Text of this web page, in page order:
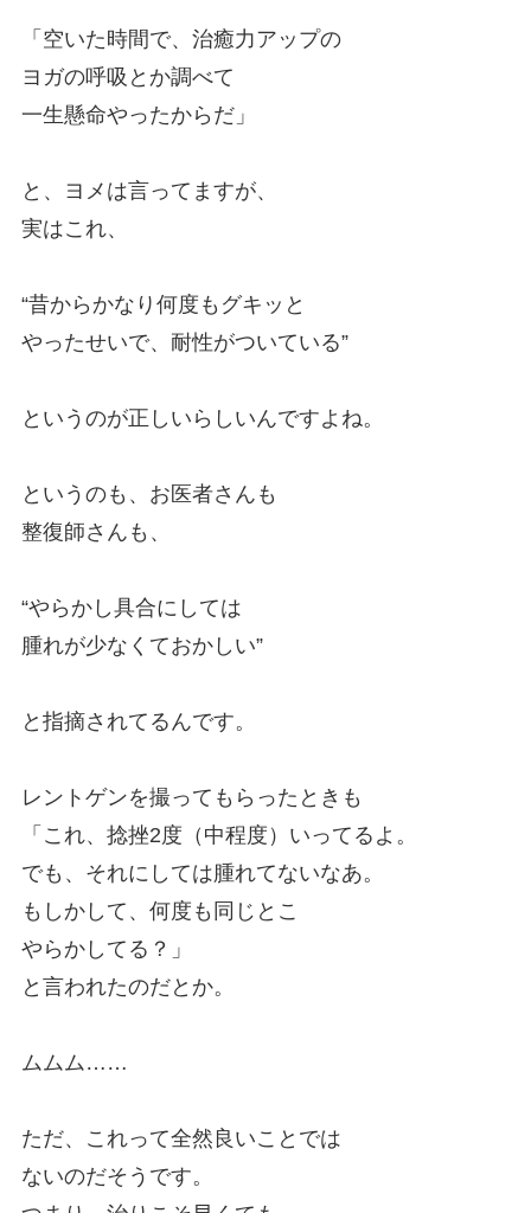
「空いた時間で、治癒力アップの
ヨガの呼吸とか調べて
一生懸命やったからだ」
と、ヨメは言ってますが、
実はこれ、
“昔からかなり何度もグキッと
やったせいで、耐性がついている”
というのが正しいらしいんですよね。
というのも、お医者さんも
整復師さんも、
“やらかし具合にしては
腫れが少なくておかしい”
と指摘されてるんです。
レントゲンを撮ってもらったときも
「これ、捻挫2度（中程度）いってるよ。
でも、それにしては腫れてないなあ。
もしかして、何度も同じとこ
やらかしてる？」
と言われたのだとか。
ムムム……
ただ、これって全然良いことでは
ないのだそうです。